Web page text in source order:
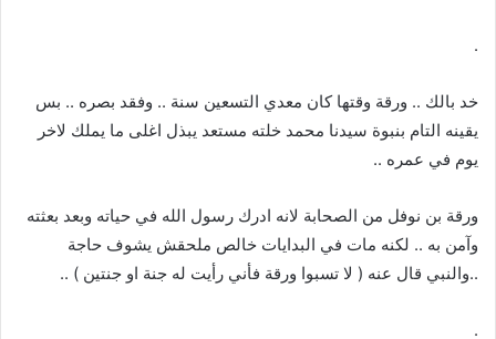
.
خد بالك .. ورقة وقتها كان معدي التسعين سنة .. وفقد بصره .. بس
يقينه التام بنبوة سيدنا محمد خلته مستعد يبذل اغلى ما يملك لاخر
يوم في عمره ..
ورقة بن نوفل من الصحابة لانه ادرك رسول الله في حياته وبعد بعثته
وآمن به .. لكنه مات في البدايات خالص ملحقش يشوف حاجة
..والنبي قال عنه ( لا تسبوا ورقة فأني رأيت له جنة او جنتين ) ..
.